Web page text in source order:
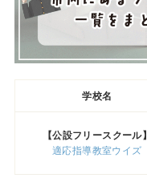
学校名
【公設フリースクール】
適応指導教室ウイズ